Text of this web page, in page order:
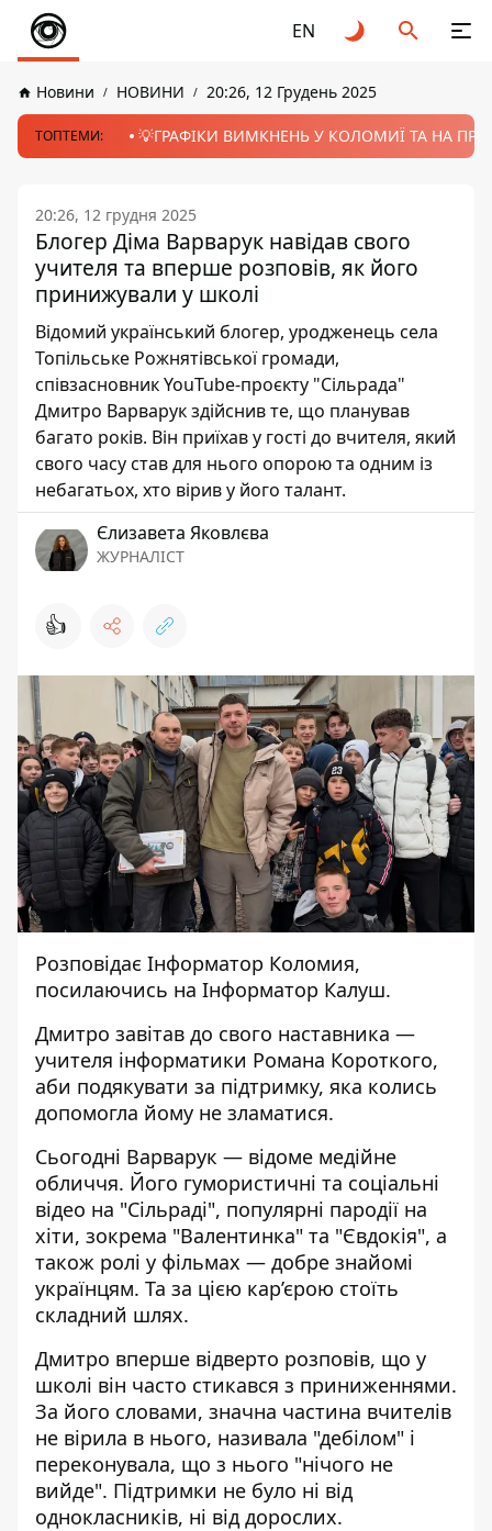
EN
Новини НОВИНИ 20:26, 12 Грудень 2025
ТОПТЕМИ: 💡ГРАФІКИ ВИМКНЕНЬ У КОЛОМИЇ ТА НА
20:26, 12 грудня 2025
Блогер Діма Варварук навідав свого
учителя та вперше розповів, як його
принижували у школі
Відомий український блогер, уродженець села
Топільське Рожнятівської громади,
співзасновник YouTube-проєкту "Сільрада"
Дмитро Варварук здійснив те, що планував
багато років. Він приїхав у гості до вчителя, який
свого часу став для нього опорою та одним із
небагатьох, хто вірив у його талант.
Єлизавета Яковлєва
ЖУРНАЛІСТ
👍
Розповідає Інформатор Коломия,
посилаючись на Інформатор Калуш.
Дмитро завітав до свого наставника —
учителя інформатики Романа Короткого,
аби подякувати за підтримку, яка колись
допомогла йому не зламатися.
Сьогодні Варварук — відоме медійне
обличчя. Його гумористичні та соціальні
відео на "Сільраді", популярні пародії на
хіти, зокрема "Валентинка" та "Євдокія", а
також ролі у фільмах — добре знайомі
українцям. Та за цією кар’єрою стоїть
складний шлях.
Дмитро вперше відверто розповів, що у
школі він часто стикався з приниженнями.
За його словами, значна частина вчителів
не вірила в нього, називала "дебілом" і
переконувала, що з нього "нічого не
вийде". Підтримки не було ні від
однокласників, ні від дорослих.